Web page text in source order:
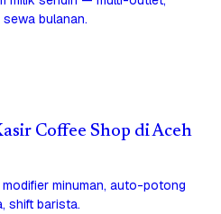
bulanan.
Coffee Shop di Aceh
minuman, auto-potong
shift barista.